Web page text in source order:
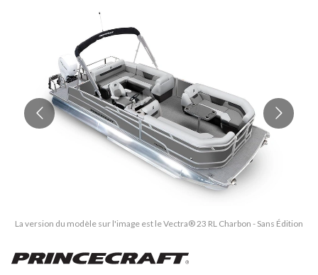
La version du modèle sur l'image est le Vectra® 23 RL Charbon - Sans Édition